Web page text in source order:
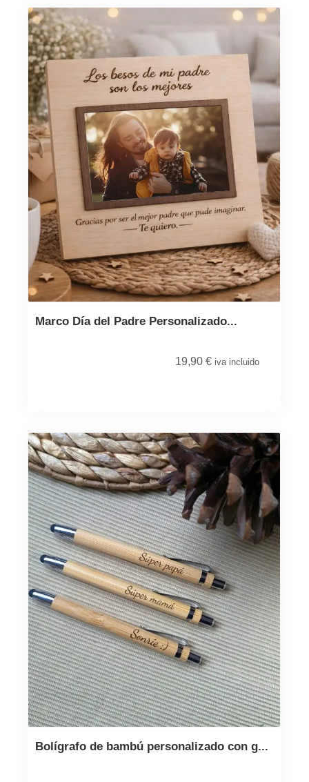
Marco Día del Padre Personalizado...
19,90 € iva incluido
Bolígrafo de bambú personalizado con g...